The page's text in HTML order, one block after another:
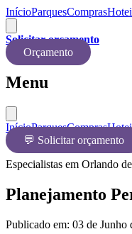
InícioParquesCompras
Solicitar orçamento
Orçamento
Menu
InícioParquesCompras
💬 Solicitar orçamento
Especialistas em Orlando
Planejamento
Publicado em: 03 de Junho